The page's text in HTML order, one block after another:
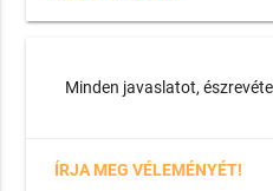
Minden javaslatot,
ÍRJA MEG VÉLEMÉNYÉT!